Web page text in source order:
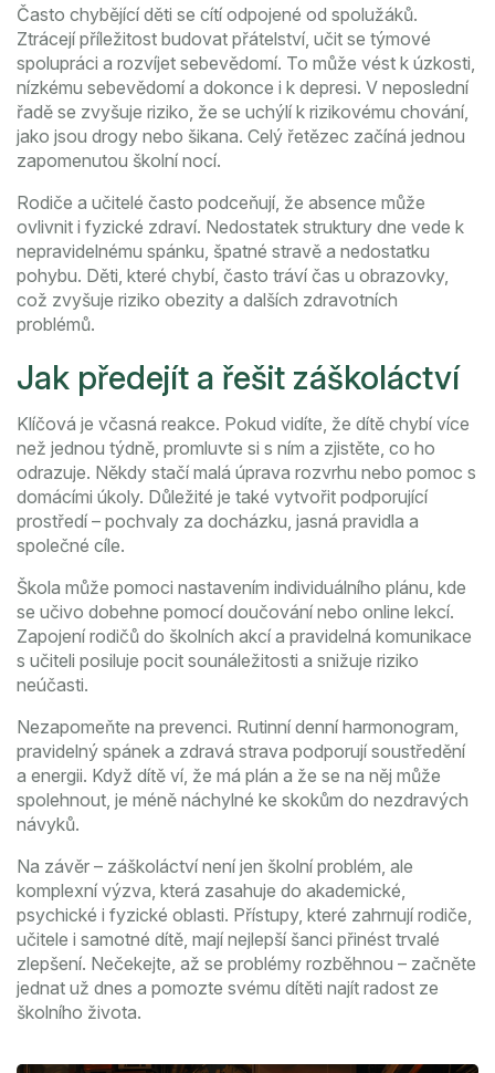
Často chybějící děti se cítí odpojené od spolužáků.
Ztrácejí příležitost budovat přátelství, učit se týmové
spolupráci a rozvíjet sebevědomí. To může vést k úzkosti,
nízkému sebevědomí a dokonce i k depresi. V neposlední
řadě se zvyšuje riziko, že se uchýlí k rizikovému chování,
jako jsou drogy nebo šikana. Celý řetězec začíná jednou
zapomenutou školní nocí.
Rodiče a učitelé často podceňují, že absence může
ovlivnit i fyzické zdraví. Nedostatek struktury dne vede k
nepravidelnému spánku, špatné stravě a nedostatku
pohybu. Děti, které chybí, často tráví čas u obrazovky,
což zvyšuje riziko obezity a dalších zdravotních
problémů.
Jak předejít a řešit záškoláctví
Klíčová je včasná reakce. Pokud vidíte, že dítě chybí více
než jednou týdně, promluvte si s ním a zjistěte, co ho
odrazuje. Někdy stačí malá úprava rozvrhu nebo pomoc s
domácími úkoly. Důležité je také vytvořit podporující
prostředí – pochvaly za docházku, jasná pravidla a
společné cíle.
Škola může pomoci nastavením individuálního plánu, kde
se učivo dobehne pomocí doučování nebo online lekcí.
Zapojení rodičů do školních akcí a pravidelná komunikace
s učiteli posiluje pocit sounáležitosti a snižuje riziko
neúčasti.
Nezapomeňte na prevenci. Rutinní denní harmonogram,
pravidelný spánek a zdravá strava podporují soustředění
a energii. Když dítě ví, že má plán a že se na něj může
spolehnout, je méně náchylné ke skokům do nezdravých
návyků.
Na závěr – záškoláctví není jen školní problém, ale
komplexní výzva, která zasahuje do akademické,
psychické i fyzické oblasti. Přístupy, které zahrnují rodiče,
učitele i samotné dítě, mají nejlepší šanci přinést trvalé
zlepšení. Nečekejte, až se problémy rozběhnou – začněte
jednat už dnes a pomozte svému dítěti najít radost ze
školního života.